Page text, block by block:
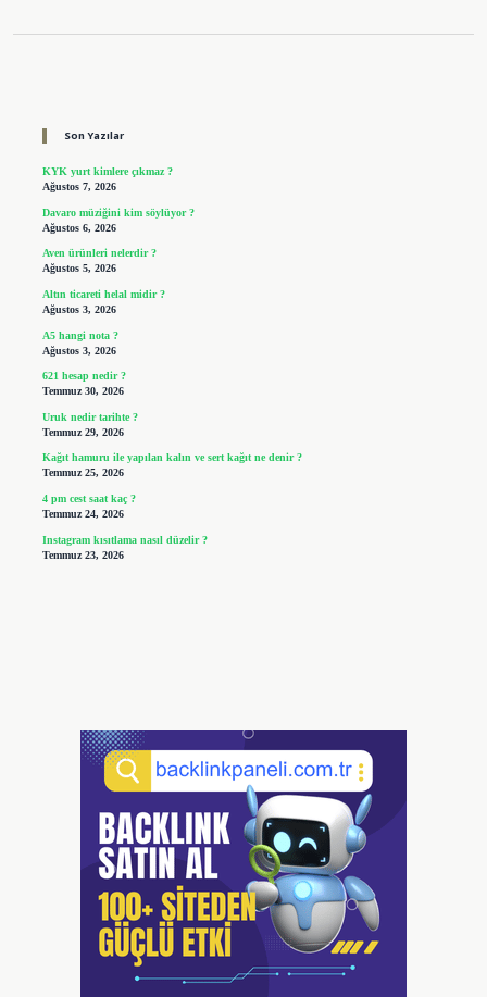
Son Yazılar
KYK yurt kimlere çıkmaz ?
Ağustos 7, 2026
Davaro müziğini kim söylüyor ?
Ağustos 6, 2026
Aven ürünleri nelerdir ?
Ağustos 5, 2026
Altın ticareti helal midir ?
Ağustos 3, 2026
A5 hangi nota ?
Ağustos 3, 2026
621 hesap nedir ?
Temmuz 30, 2026
Uruk nedir tarihte ?
Temmuz 29, 2026
Kağıt hamuru ile yapılan kalın ve sert kağıt ne denir ?
Temmuz 25, 2026
4 pm cest saat kaç ?
Temmuz 24, 2026
Instagram kısıtlama nasıl düzelir ?
Temmuz 23, 2026